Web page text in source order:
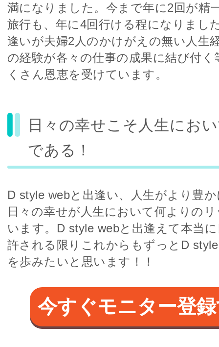
満になりました。今まで年に2回が精
旅行も、年に4回行ける程になりまし
逢いが夫婦2人のかけがえの無い人生
の経験が各々の仕事の成果に結び付く
くさん恩恵を受けています。
日々の幸せこそ人生にお
である！
D style webと出逢い、人生がより豊
日々の幸せが人生において何よりの
います。D style webと出逢えて本当
許される限りこれからもずっとD
を歩みたいと思います！！
今すぐモニター登